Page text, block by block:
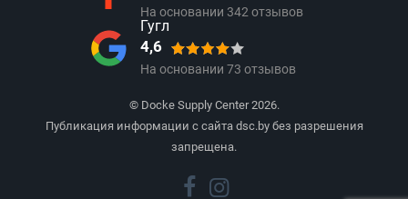
На основании 342 отзывов
Гугл
4,6
На основании 73 отзывов
© Docke Supply Center 2026.
Публикация информации с сайта dsc.by без разрешения
запрещена.